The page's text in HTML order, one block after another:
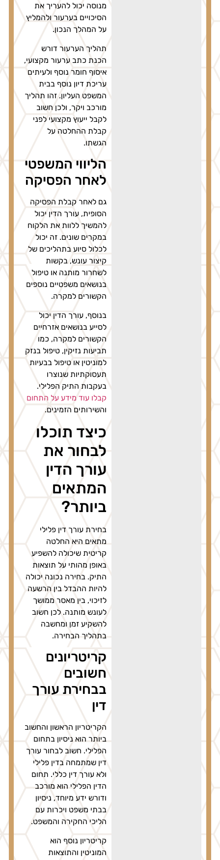
מנוסה יכול להעריך את
הסיכויים בערעור ולהמליץ
על המהלך הנכון.
תהליך הערעור דורש
הכנת כתב ערעור מקצועי,
איסוף חומר נוסף ולעיתים
עריכת דיון נוסף בבית
המשפט העליון. זהו תהליך
מורכב ויקר, ולכן חשוב
לקבל ייעוץ מקצועי לפני
קבלת ההחלטה על
הגשתו.
הליווי המשפטי
לאחר הפסיקה
גם לאחר קבלת הפסיקה
הסופית, עורך הדין יכול
להמשיך ללוות את הלקוח
במקרים שונים. זה יכול
לכלול סיוע בתהליכים של
קיצור עונש, בקשות
לשחרור מותנה או טיפול
בנושאים משפטיים נוספים
הקשורים למקרה.
בנוסף, עורך הדין יכול
לסייע בנושאים אזרחיים
הקשורים למקרה, כמו
תביעות נזיקין, טיפול בנזק
למוניטין או טיפול בבעיות
תעסוקתיות שנוצרו
בעקבות התיק הפלילי.
קבלו עוד מידע על התחום
והשירותים הזמינים.
כיצד תוכלו
לבחור את
עורך הדין
המתאים
ביותר?
בחירת עורך דין פלילי
מתאים היא החלטה
קריטית שיכולה להשפיע
באופן מהותי על תוצאות
התיק. בחירה נכונה יכולה
להיות ההבדל בין הרשעה
לזיכוי, בין מאסר ממושך
לעונש מותנה. לכן חשוב
להשקיע זמן ומחשבה
בתהליך הבחירה.
קריטריונים
חשובים
בבחירת עורך
דין
הקריטריון הראשון והחשוב
ביותר הוא ניסיון בתחום
הפלילי. חשוב לבחור עורך
דין שמתמחה בדין פלילי
ולא עורך דין כללי. תחום
הדין הפלילי הוא מורכב
ודורש ידע מיוחד, ניסיון
בבתי משפט ויכרות עם
הליכי החקירה והמשפט.
קריטריון נוסף הוא
המוניטין והתוצאות